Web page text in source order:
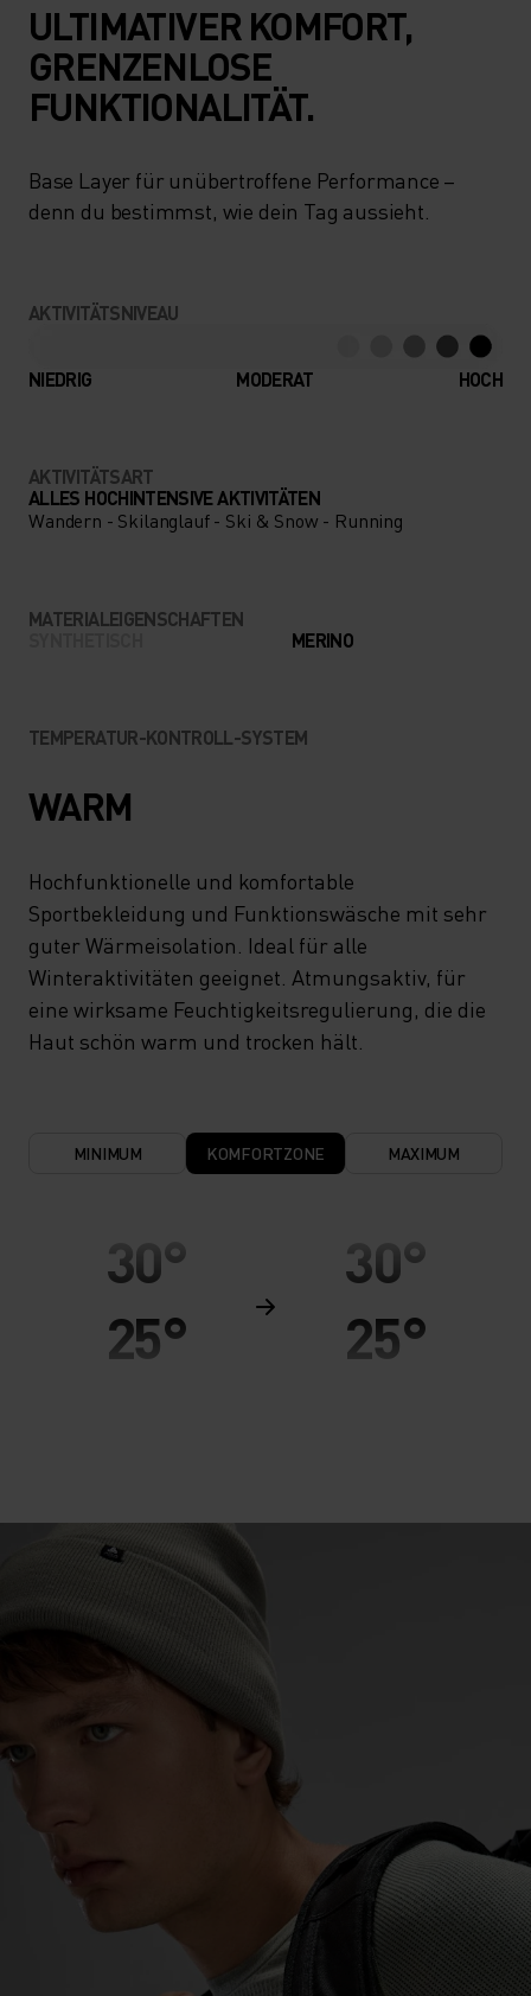
ULTIMATIVER KOMFORT,
GRENZENLOSE
FUNKTIONALITÄT.
Base Layer für unübertroffene Performance –
denn du bestimmst, wie dein Tag aussieht.
AKTIVITÄTSNIVEAU
NIEDRIG MODERAT HOCH
AKTIVITÄTSART
ALLES HOCHINTENSIVE AKTIVITÄTEN
Wandern - Skilanglauf - Ski & Snow - Running
MATERIALEIGENSCHAFTEN
MERINO
TEMPERATUR-KONTROLL-SYSTEM
WARM
Hochfunktionelle und komfortable
Sportbekleidung und Funktionswäsche mit sehr
guter Wärmeisolation. Ideal für alle
Winteraktivitäten geeignet. Atmungsaktiv, für
eine wirksame Feuchtigkeitsregulierung, die die
Haut schön warm und trocken hält.
MINIMUM KOMFORTZONE MAXIMUM
30°
25°
10°
5°
0°
-10°
-15°
30°
25°
-10°
-15°